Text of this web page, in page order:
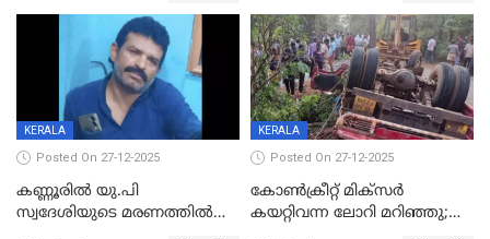
പത്തുപേരെ പുറത്താക്കി,
ചൊവ്വന്നൂരിലും നടപടി
KERALA
Posted On 27-12-2025
കണ്ണൂരിൽ യു.പി
സ്വദേശിയുടെ മരണത്തിൽ
KERALA
Posted On 27-12-2025
കോണ്‍ക്രീറ്റ് മിക്‌സര്‍
കയറ്റിവന്ന ലോറി മറിഞ്ഞു;